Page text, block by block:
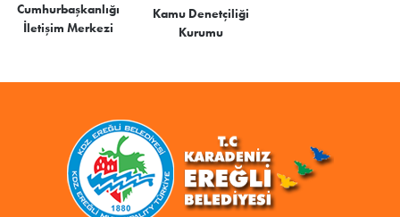
Cumhurbaşkanlığı
İletişim Merkezi
Kamu Denetçiliği
Kurumu